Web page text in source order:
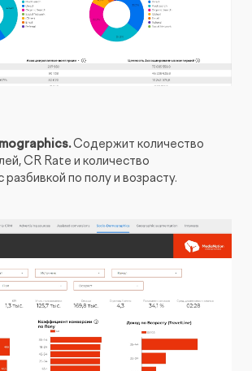
Содержит количество
CR Rate и количество
разбивкой по полу и возрасту.